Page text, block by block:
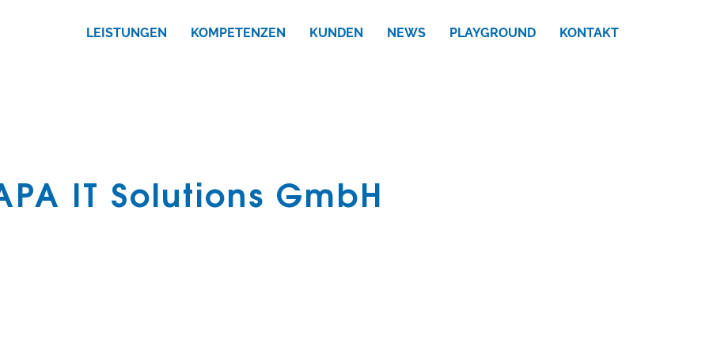
LEISTUNGEN KOMPETENZEN KUNDEN NEWS PLAYGROUND KONTAKT
IT Solutions GmbH